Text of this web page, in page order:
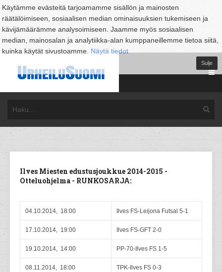
Käytämme evästeitä tarjoamamme sisällön ja mainosten
räätälöimiseen, sosiaalisen median ominaisuuksien tukemiseen ja
kävijämäärämme analysoimiseen. Jaamme myös sosiaalisen
median, mainosalan ja analytiikka-alan kumppaneillemme tietoa siitä,
kuinka käytät sivustoamme. Näytä tiedot
Sulje
Ilves Miesten edustusjoukkue 2014-2015 -
Otteluohjelma - RUNKOSARJA:
04.10.2014, 18:00 Ilves FS-Leijona Futsal 5-1
17.10.2014, 19:00 Ilves FS-GFT 2-0
19.10.2014, 14:00 PP-70-Ilves FS 1-5
08.11.2014, 18:00 TPK-Ilves FS 0-3